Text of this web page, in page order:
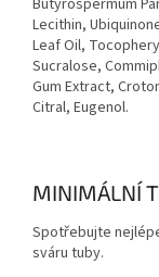
Butyrospermum
Lecithin,
Leaf Oil,
Sucralose,
Gum Extract,
Citral, Eugenol.
MINIMÁLNÍ
Spotřebujte
sváru tuby.